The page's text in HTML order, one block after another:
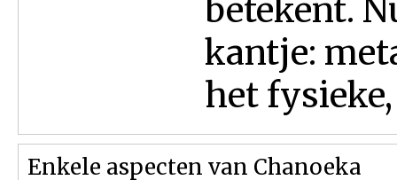
betekent.
kantje:
het
Enkele aspecten van Chanoeka